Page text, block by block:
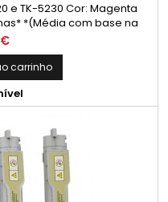
e TK-5230 Cor: Magenta
*(Média com base na
contínua. O rendimento real
base no conteúdo das
factores.)
carrinho